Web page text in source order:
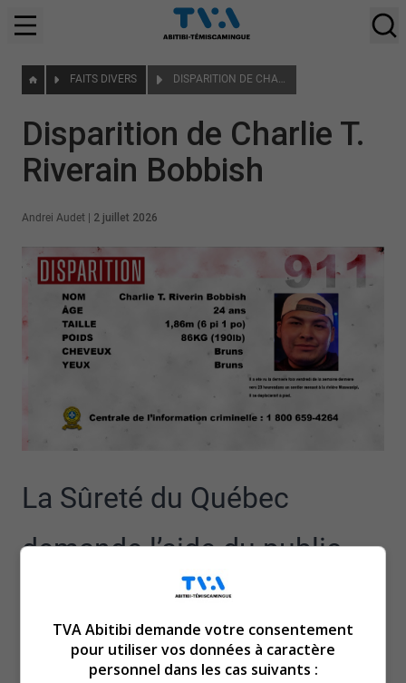
FAITS DIVERS DISPARITION DE CHARLIE T. RIVERAIN BOBBISH
Disparition de Charlie T.
Riverain Bobbish
Andrei Audet 2 juillet 2026
La Sûreté du Québec
demande l’aide du public
pour retrouver Charlie T.
Riverin Bobbish, 24 ans, de
TVA Abitibi demande votre consentement
pour utiliser vos données à caractère
personnel dans les cas suivants :